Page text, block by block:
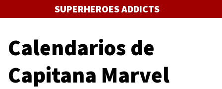
al
SUPERHEROES ADDICTS
Calendarios de
Capitana Marvel